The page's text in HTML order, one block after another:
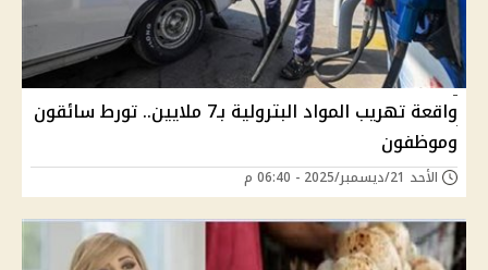
واقعة تهريب المواد البترولية بـ7 ملايين.. تورط سائقون
وموظفون
الأحد 21/ديسمبر/2025 - 06:40 م